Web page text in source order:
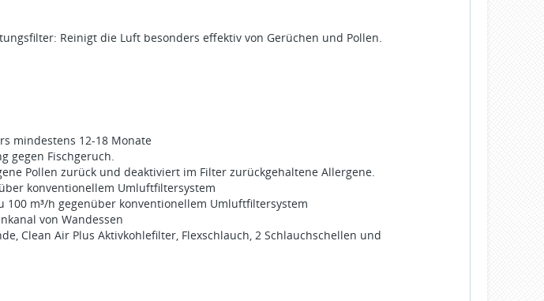
Reinigt die Luft besonders effektiv von Gerüchen und Pollen.
mindestens 12-18 Monate
gegen Fischgeruch.
Pollen zurück und deaktiviert im Filter zurückgehaltene Allergene.
konventionellem Umluftfiltersystem
100 m³/h gegenüber konventionellem Umluftfiltersystem
von Wandessen
Clean Air Plus Aktivkohlefilter, Flexschlauch, 2 Schlauchschellen und